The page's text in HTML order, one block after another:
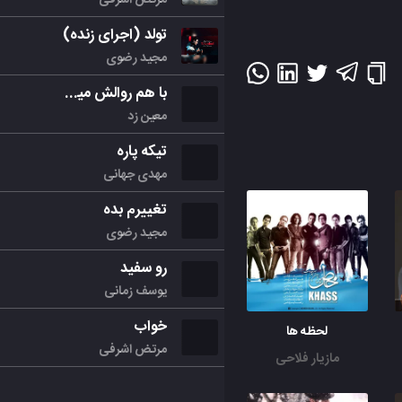
لحظه ها
مازیار فلاحی
تولد (اجرای زنده)
مجید رضوی
با هم روالش میکنیم
معین زد
تیکه پاره
مهدی جهانی
تغییرم بده
مجید رضوی
رو سفید
یوسف زمانی
خواب
مرتض اشرفی